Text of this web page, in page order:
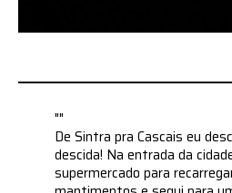
""
De Sintra pra Cascais eu
descida! Na entrada da
supermercado para